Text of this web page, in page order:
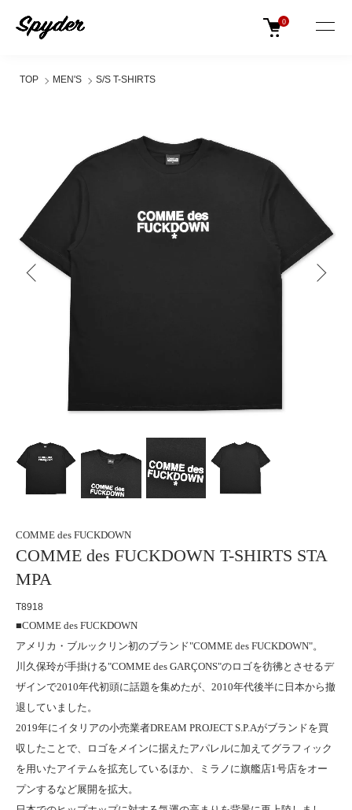
0
TOP MEN'S S/S T-SHIRTS
COMME des FUCKDOWN
COMME des FUCKDOWN T-SHIRTS STA
MPA
T8918
■COMME des FUCKDOWN
アメリカ・ブルックリン初のブランド"COMME des FUCKDOWN"。
川久保玲が手掛ける"COMME des GARÇONS"のロゴを彷彿とさせるデ
ザインで2010年代初頭に話題を集めたが、2010年代後半に日本から撤
退していました。
2019年にイタリアの小売業者DREAM PROJECT S.P.Aがブランドを買
収したことで、ロゴをメインに据えたアパレルに加えてグラフィック
を用いたアイテムを拡充しているほか、ミラノに旗艦店1号店をオー
プンするなど展開を拡大。